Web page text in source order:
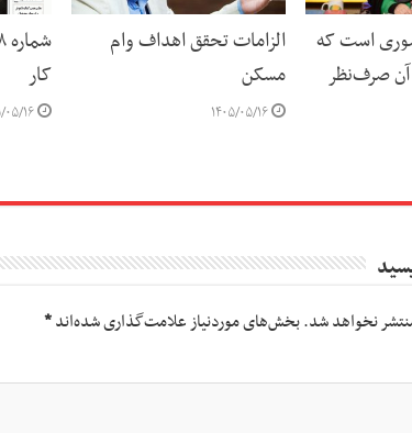
است که
آن صرف‌نظر
الزامات تحقق اهداف وام
مسکن
۱۴۰۵/۰۵/۱۶
کار
۱۴۰۵/
نخواهد شد.بخش‌های موردنیاز علامت‌گذاری شده‌اند*